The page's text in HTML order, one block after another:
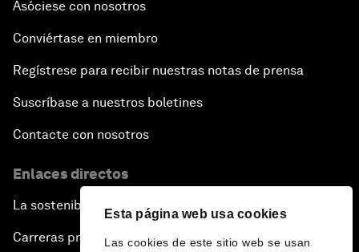
Esta página web usa cookies
Las cookies de este sitio web se usan
Asóciese con nosotros
Conviértase en miembro
Regístrese para recibir nuestras notas de prensa
Suscríbase a nuestros boletines
Contacte con nosotros
Enlaces directos
La sostenibilidad en el Foro
Carreras profesionales